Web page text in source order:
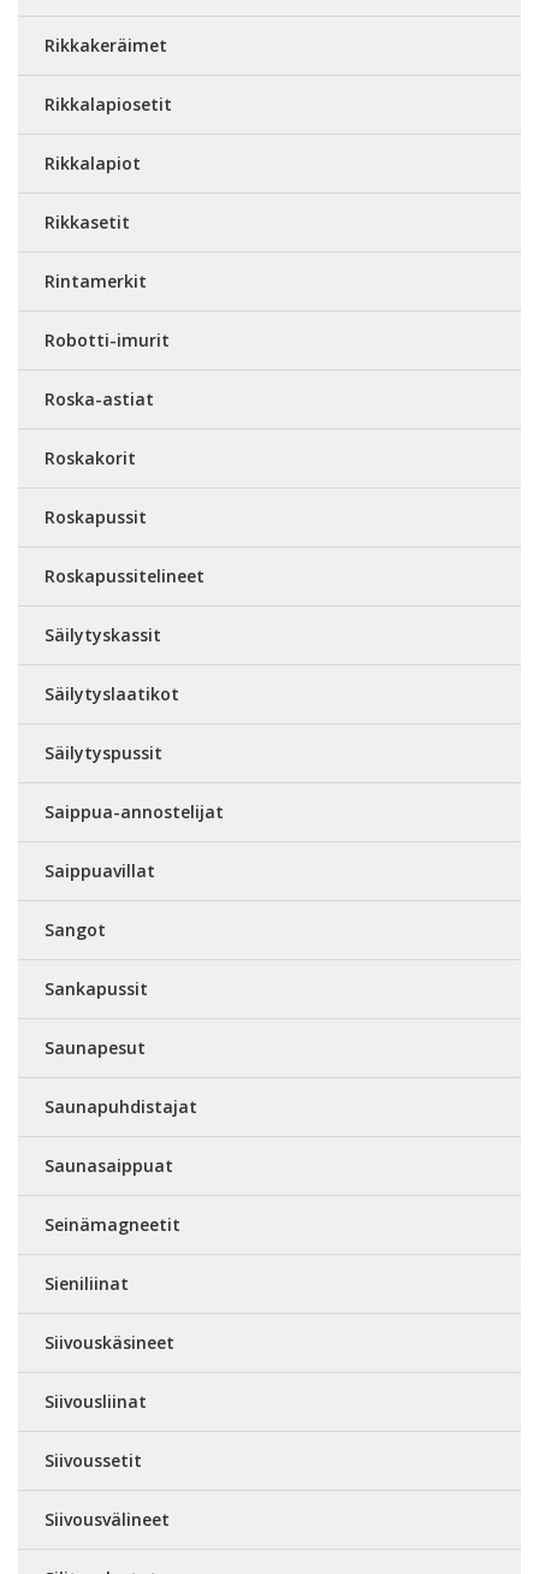
Rikkakeräimet
Rikkalapiosetit
Rikkalapiot
Rikkasetit
Rintamerkit
Robotti-imurit
Roska-astiat
Roskakorit
Roskapussit
Roskapussitelineet
Säilytyskassit
Säilytyslaatikot
Säilytyspussit
Saippua-annostelijat
Saippuavillat
Sangot
Sankapussit
Saunapesut
Saunapuhdistajat
Saunasaippuat
Seinämagneetit
Sieniliinat
Siivouskäsineet
Siivousliinat
Siivoussetit
Siivousvälineet